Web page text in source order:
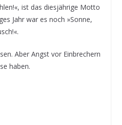
ist das diesjährige Motto
Jahr war es noch »Sonne,
Aber Angst vor Einbrechern
haben.